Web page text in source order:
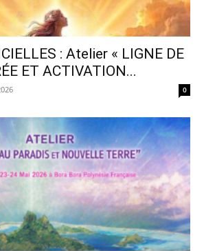
: Atelier « LIGNE DE
ET ACTIVATION...
0